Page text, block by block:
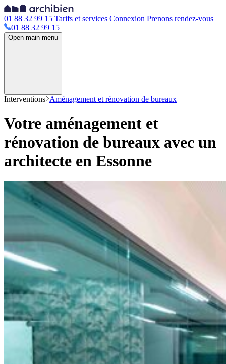
01 88 32 99 15 Tarifs et services Connexion Prenons rendez-vous
01 88 32 99 15
Open main menu
Interventions Aménagement et rénovation de bureaux
Votre aménagement et
rénovation de bureaux avec un
architecte en Essonne